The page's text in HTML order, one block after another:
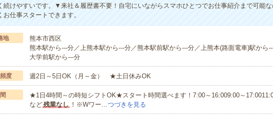
続けやすいです。▼来社＆履歴書不要！自宅にいながらスマホひとつでお仕事紹介まで可能
お仕事スタートできます。
地
熊本市西区
熊本駅から---分／上熊本駅から---分／熊本駅前駅から---分／上熊本(路面電車)駅から
大学前駅から---分
度 週2日～5日OK（月～金） ★土日休みOK
★1日4時間～の時短シフトOK★スタート時間選べます！7:00～16:009:00～
など残業なし！※Wワー…つづきを見る